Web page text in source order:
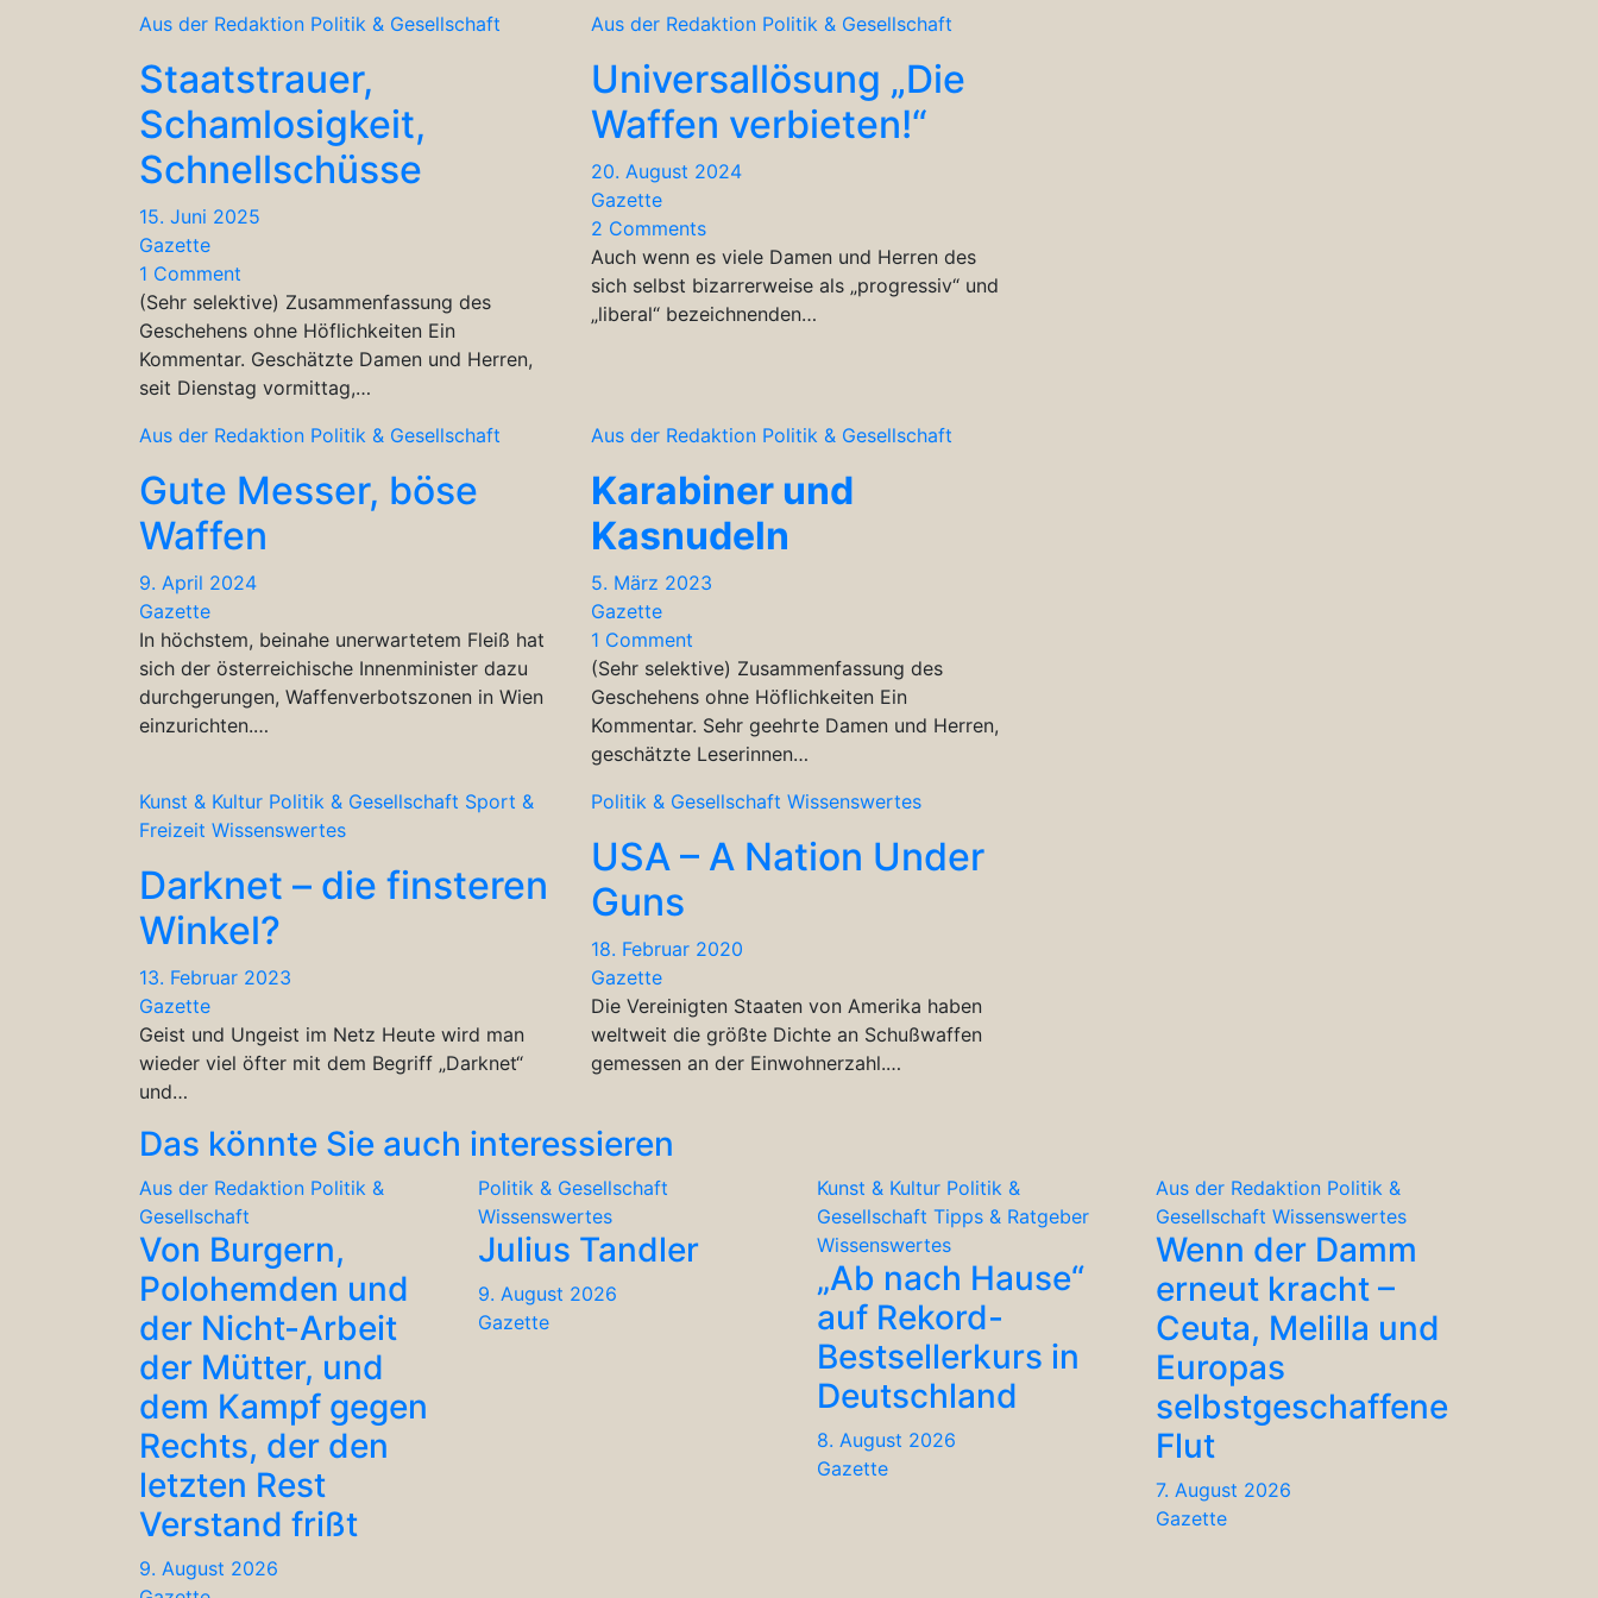
Aus der Redaktion Politik & Gesellschaft
Staatstrauer,
Schamlosigkeit,
Schnellschüsse
15. Juni 2025
Gazette
1 Comment
(Sehr selektive) Zusammenfassung des
Geschehens ohne Höflichkeiten Ein
Kommentar. Geschätzte Damen und Herren,
seit Dienstag vormittag,…
Aus der Redaktion Politik & Gesellschaft
Universallösung „Die
Waffen verbieten!“
20. August 2024
Gazette
2 Comments
Auch wenn es viele Damen und Herren des
sich selbst bizarrerweise als „progressiv“ und
„liberal“ bezeichnenden…
Aus der Redaktion Politik & Gesellschaft
Gute Messer, böse
Waffen
9. April 2024
Gazette
In höchstem, beinahe unerwartetem Fleiß hat
sich der österreichische Innenminister dazu
durchgerungen, Waffenverbotszonen in Wien
einzurichten.…
Aus der Redaktion Politik & Gesellschaft
Karabiner und
Kasnudeln
5. März 2023
Gazette
1 Comment
(Sehr selektive) Zusammenfassung des
Geschehens ohne Höflichkeiten Ein
Kommentar. Sehr geehrte Damen und Herren,
geschätzte Leserinnen…
Kunst & Kultur Politik & Gesellschaft Sport &
Freizeit Wissenswertes
Darknet – die finsteren
Winkel?
13. Februar 2023
Gazette
Geist und Ungeist im Netz Heute wird man
wieder viel öfter mit dem Begriff „Darknet“
und…
Politik & Gesellschaft Wissenswertes
USA – A Nation Under
Guns
18. Februar 2020
Gazette
Die Vereinigten Staaten von Amerika haben
weltweit die größte Dichte an Schußwaffen
gemessen an der Einwohnerzahl.…
Das könnte Sie auch interessieren
Aus der Redaktion Politik &
Gesellschaft
Von Burgern,
Polohemden und
der Nicht-Arbeit
der Mütter, und
dem Kampf gegen
Rechts, der den
letzten Rest
Verstand frißt
9. August 2026
Politik & Gesellschaft
Wissenswertes
Julius Tandler
9. August 2026
Gazette
Kunst & Kultur Politik &
Gesellschaft Tipps & Ratgeber
Wissenswertes
„Ab nach Hause“
auf Rekord-
Bestsellerkurs in
Deutschland
8. August 2026
Gazette
Aus der Redaktion Politik &
Gesellschaft Wissenswertes
Wenn der Damm
erneut kracht –
Ceuta, Melilla und
Europas
selbstgeschaffene
Flut
7. August 2026
Gazette